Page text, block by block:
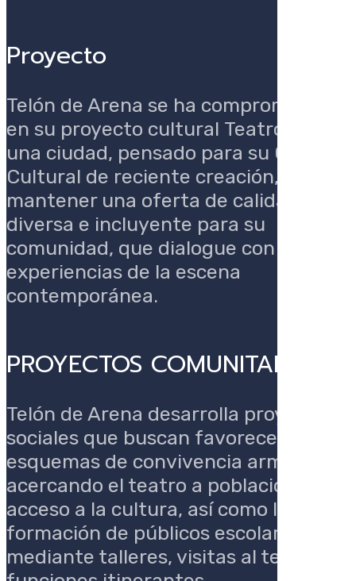
Proyecto
Telón de Arena se ha comprometido
en su proyecto cultural Teatro para
una ciudad, pensado para su Centro
Cultural de reciente creación, a
mantener una oferta de calidad,
diversa e incluyente para su
comunidad, que dialogue con otras
experiencias de la escena
contemporánea.
PROYECTOS COMUNITARIOS
Telón de Arena desarrolla proyectos
sociales que buscan favorecer
esquemas de convivencia armónica,
acercando el teatro a poblaciones sin
acceso a la cultura, así como la
formación de públicos escolares
mediante talleres, visitas al teatro y